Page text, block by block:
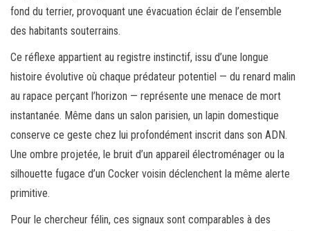
fond du terrier, provoquant une évacuation éclair de l’ensemble
des habitants souterrains.
Ce réflexe appartient au registre instinctif, issu d’une longue
histoire évolutive où chaque prédateur potentiel — du renard malin
au rapace perçant l’horizon — représente une menace de mort
instantanée. Même dans un salon parisien, un lapin domestique
conserve ce geste chez lui profondément inscrit dans son ADN.
Une ombre projetée, le bruit d’un appareil électroménager ou la
silhouette fugace d’un Cocker voisin déclenchent la même alerte
primitive.
Pour le chercheur félin, ces signaux sont comparables à des